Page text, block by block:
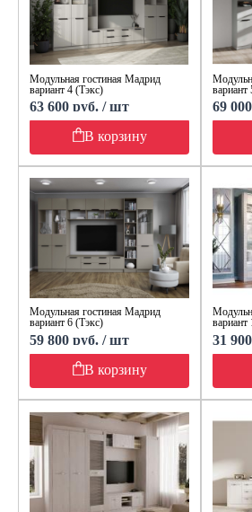
Модульная гостиная Мадрид
вариант 4 (Тэкс)
63 600 руб. / шт
В корзину
вариант
69
Модульная гостиная Мадрид
вариант 6 (Тэкс)
59 800 руб. / шт
В корзину
31